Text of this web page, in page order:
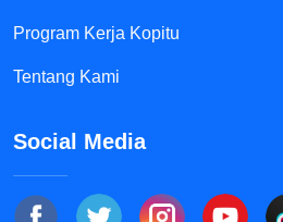
Program Kerja Kopitu
Tentang Kami
Social Media